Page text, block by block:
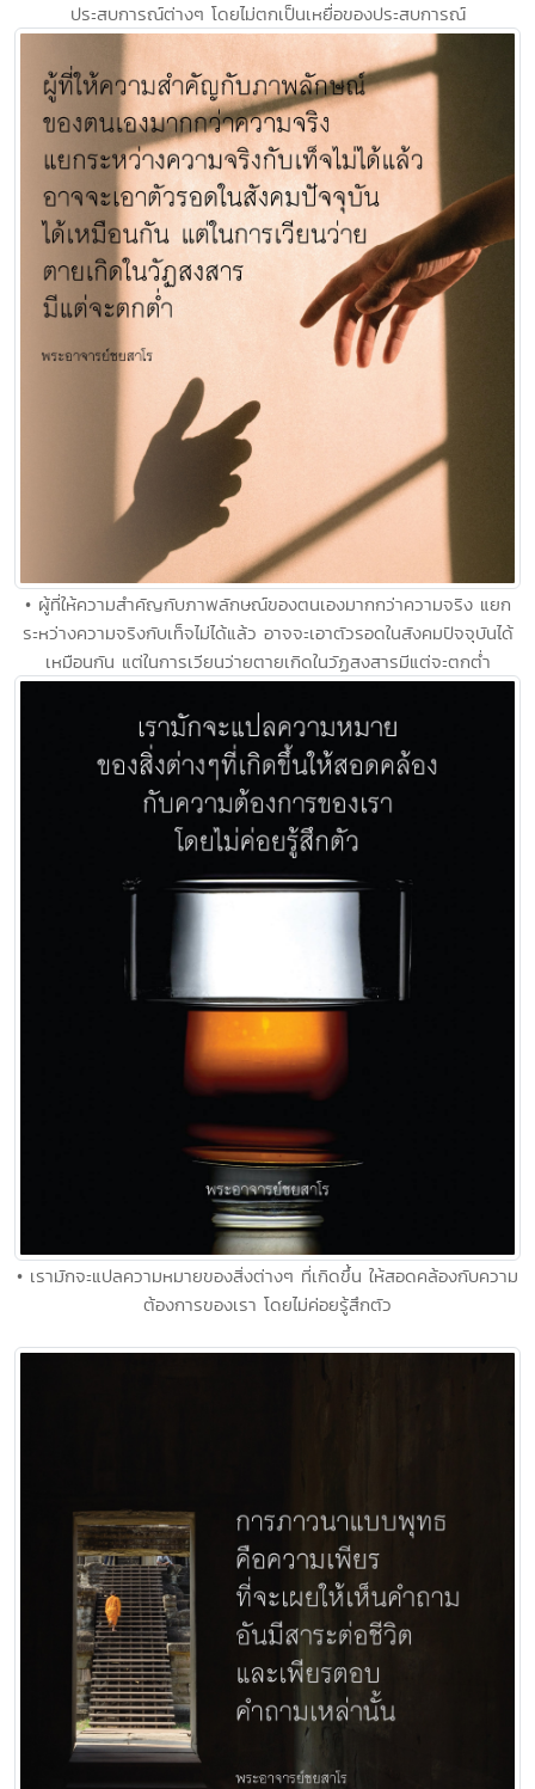
ประสบการณ์ต่างๆ โดยไม่ตกเป็นเหยื่อของประสบการณ์
• ผู้ที่ให้ความสำคัญกับภาพลักษณ์ของตนเองมากกว่าความจริง แยก
ระหว่างความจริงกับเท็จไม่ได้แล้ว อาจจะเอาตัวรอดในสังคมปัจจุบันได้
เหมือนกัน แต่ในการเวียนว่ายตายเกิดในวัฏสงสารมีแต่จะตกต่ำ
• เรามักจะแปลความหมายของสิ่งต่างๆ ที่เกิดขึ้น ให้สอดคล้องกับความ
ต้องการของเรา โดยไม่ค่อยรู้สึกตัว